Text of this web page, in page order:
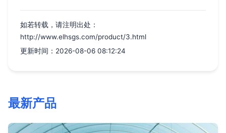
如若转载，请注明出处：
http://www.elhsgs.com/product/3.html
更新时间：2026-08-06 08:12:24
最新产品